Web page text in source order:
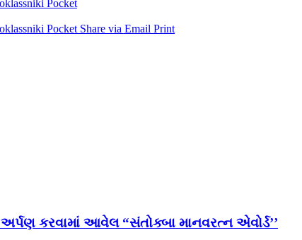
Pocket
Pocket Share via Email Print
કરવામાં આવેલ “સંતોક્બા માનવરત્ન એવોર્ડ’’